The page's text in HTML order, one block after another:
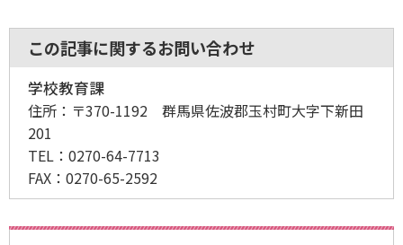
この記事に関するお問い合わせ
学校教育課
住所： 〒370-1192 群馬県佐波郡玉村町大字下新田
201
TEL： 0270-64-7713
FAX： 0270-65-2592